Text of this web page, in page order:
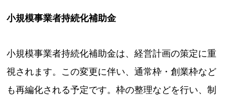
小規模事業者持続化補助金
小規模事業者持続化補助金は、経営計画の策定に重
視されます。この変更に伴い、通常枠・創業枠など
も再編化される予定です。枠の整理などを行い、制